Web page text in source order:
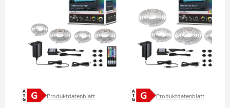
Produktdatenblatt Produktdatenblatt